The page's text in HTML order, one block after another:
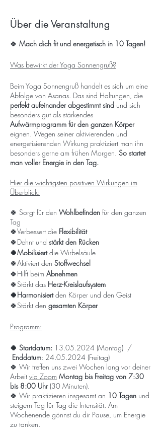
Über die Veranstaltung
🍀 Mach dich fit und energetisch in 10 Tagen!
Was bewirkt der Yoga Sonnengruß?
Beim Yoga Sonnengruß handelt es sich um eine
Abfolge von Asanas. Das sind Haltungen, die
perfekt aufeinander abgestimmt sind und sich
besonders gut als stärkendes
Aufwärmprogramm für den ganzen Körper
eignen. Wegen seiner aktivierenden und
energetisierenden Wirkung praktiziert man ihn
besonders gerne am frühen Morgen. So startet
man voller Energie in den Tag.
Hier die wichtigsten positiven Wirkungen im
Überblick:
🍀 Sorgt für den Wohlbefinden für den ganzen
Tag
🍀Verbessert die Flexibilität
🍀Dehnt und stärkt den Rücken
🍀Mobilisiertdie Wirbelsäule
🍀Aktiviert den Stoffwechsel
🍀Hilft beim Abnehmen
🍀Stärkt das Herz-Kreislaufsystem
🍀Harmonisiertden Körper und den Geist
🍀Stärkt den gesamten Körper
Programm:
🍀 Startdatum: 13.05.2024 (Montag) /
Enddatum: 24.05.2024 (Freitag)
🍀 Wir treffen uns zwei Wochen lang vor deiner
Arbeit via Zoom Montag bis Freitag von 7:30
bis 8:00 Uhr (30 Minuten).
🍀 Wir praktizieren insgesamt an 10 Tagen und
steigern Tag für Tag die Intensität. Am
Wochenende gönnst du dir Pause, um Energie
zu tanken.